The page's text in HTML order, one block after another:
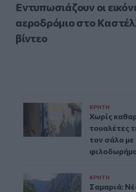
Εντυπωσιάζουν οι
αεροδρόμιο στο
βίντεο
ΚΡΗΤΗ
Χωρίς
τουαλέτες
τον σάλο με
ΚΡΗΤΗ
Σαμαριά: